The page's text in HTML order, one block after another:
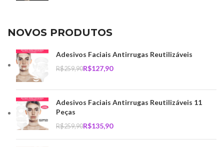
NOVOS PRODUTOS
Adesivos Faciais Antirrugas Reutilizáveis
R$259,90R$127,90
Adesivos Faciais Antirrugas Reutilizáveis 11
Peças
R$259,90R$135,90